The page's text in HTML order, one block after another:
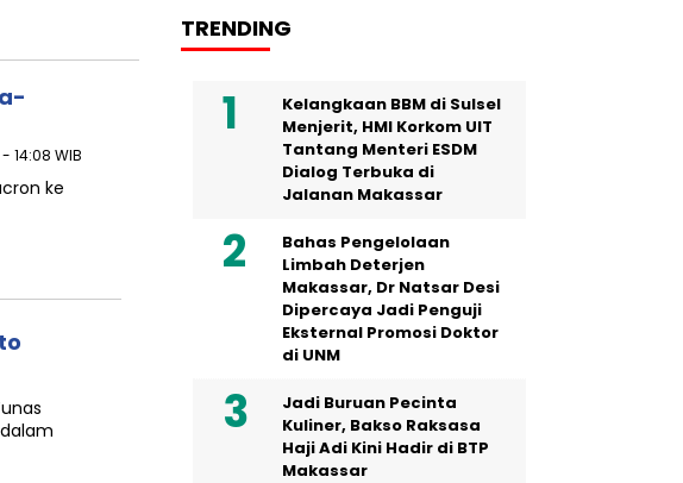
14:08 WIB
ke
TRENDING
Kelangkaan BBM di Sulsel
Menjerit, HMI Korkom UIT
Tantang Menteri ESDM
Dialog Terbuka di
Jalanan Makassar
Bahas Pengelolaan
Limbah Deterjen
Makassar, Dr Natsar Desi
Dipercaya Jadi Penguji
Eksternal Promosi Doktor
di UNM
Jadi Buruan Pecinta
Kuliner, Bakso Raksasa
Haji Adi Kini Hadir di BTP
Makassar